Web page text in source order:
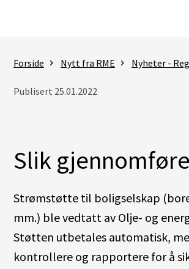
Forside Nytt fra RME Nyheter -
Publisert 25.01.2022
Slik
Strømstøtte til boligselskap
mm.) ble vedtatt av Olje- og
Støtten utbetales automatisk,
kontrollere og rapportere for å